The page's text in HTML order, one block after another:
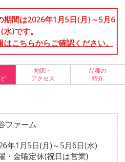
間は2026年1月5日(月)～5月6
水)です。
こちらからご確認ください。
地図・
アクセス
品種の
紹介
ファーム
年1月5日(月)～5月6日(水)
・金曜定休(祝日は営業)